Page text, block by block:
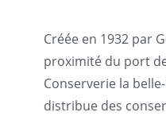
Créée en 1932 par
proximité du port
Conserverie la
distribue des